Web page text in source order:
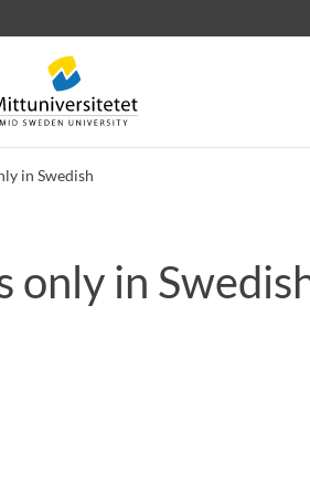
in Swedish
only in